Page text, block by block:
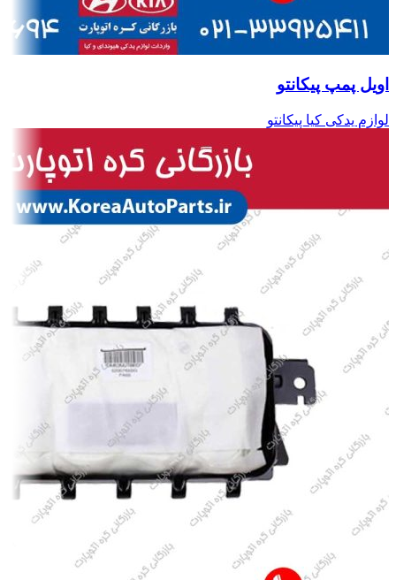
اویل پمپ پیکانتو
لوازم یدکی کیا پیکانتو